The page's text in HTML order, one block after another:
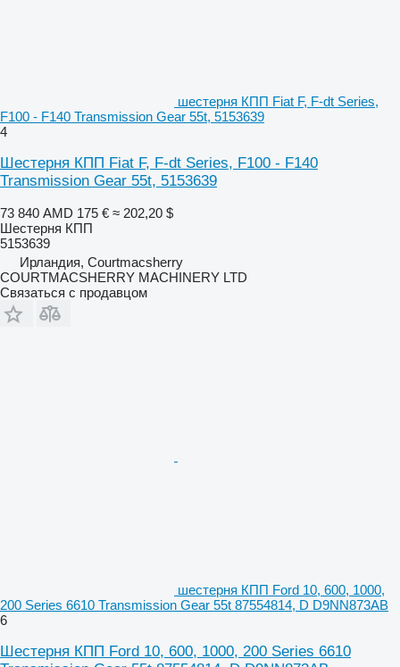
шестерня КПП Fiat F, F-dt Series,
F100 - F140 Transmission Gear 55t, 5153639
4
Шестерня КПП Fiat F, F-dt Series, F100 - F140
Transmission Gear 55t, 5153639
73 840 AMD 175 € ≈ 202,20 $
Шестерня КПП
5153639
Ирландия, Courtmacsherry
COURTMACSHERRY MACHINERY LTD
Связаться с продавцом
шестерня КПП Ford 10, 600, 1000,
200 Series 6610 Transmission Gear 55t 87554814, D D9NN873AB
6
Шестерня КПП Ford 10, 600, 1000, 200 Series 6610